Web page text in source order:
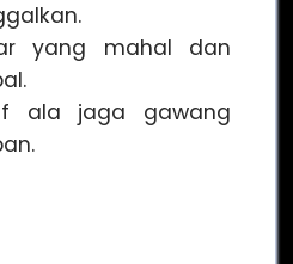
yang mahal dan
ala jaga gawang